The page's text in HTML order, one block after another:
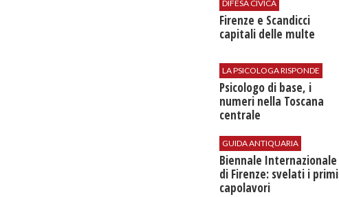
DIFESA CIVICA
Firenze e Scandicci
capitali delle multe
LA PSICOLOGA RISPONDE
Psicologo di base, i
numeri nella Toscana
centrale
GUIDA ANTIQUARIA
Biennale Internazionale
di Firenze: svelati i primi
capolavori